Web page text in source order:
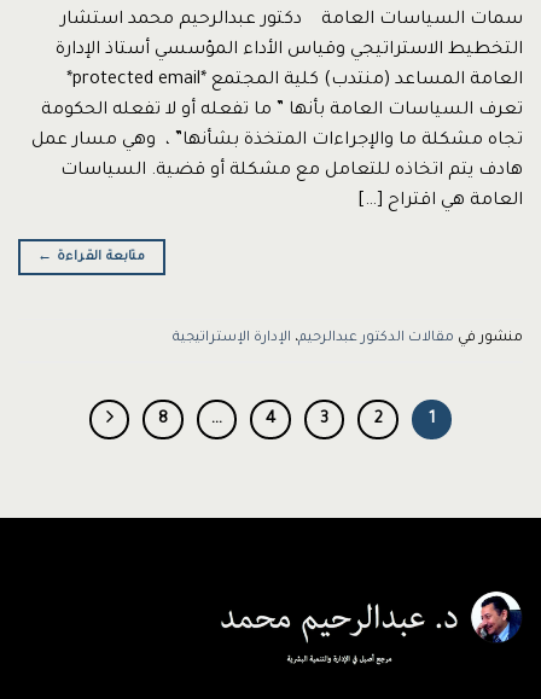
سمات السياسات العامة دكتور عبدالرحيم محمد استشار
التخطيط الاستراتيجي وقياس الأداء المؤسسي أستاذ الإدارة
العامة المساعد (منتدب) كلية المجتمع *protected email*
تعرف السياسات العامة بأنها ” ما تفعله أو لا تفعله الحكومة
تجاه مشكلة ما والإجراءات المتخذة بشأنها” ، وهي مسار عمل
هادف يتم اتخاذه للتعامل مع مشكلة أو قضية. السياسات
العامة هي اقتراح […]
متابعة القراءة ←
منشور في مقالات الدكتور عبدالرحيم، الإدارة الإستراتيجية
1
2
3
4
…
8